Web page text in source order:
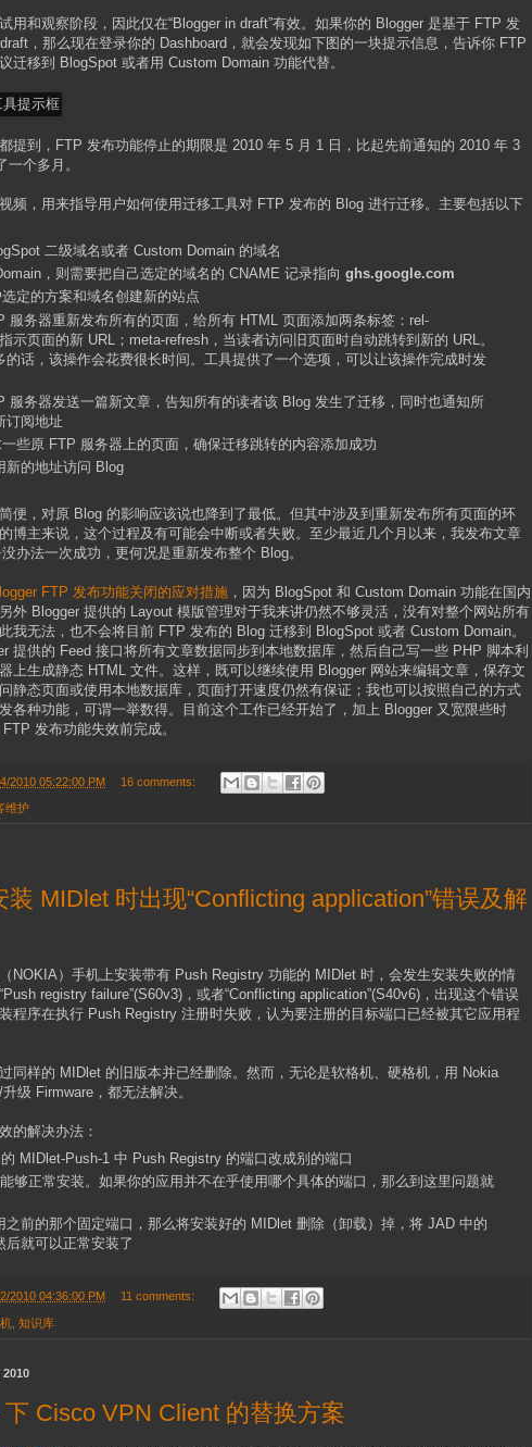
用和观察阶段，因此仅在“Blogger in draft”有效。如果你的 Blogger 是基于 FTP 发
，那么现在登录你的 Dashboard，就会发现如下图的一块提示信息，告诉你 FTP
迁移到 BlogSpot 或者用 Custom Domain 功能代替。
提到，FTP 发布功能停止的期限是 2010 年 5 月 1 日，比起先前通知的 2010 年 3
个多月。
频，用来指导用户如何使用迁移工具对 FTP 发布的 Blog 进行迁移。主要包括以下
二级域名或者 Custom Domain 的域名
，则需要把自己选定的域名的 CNAME 记录指向 ghs.google.com
定的方案和域名创建新的站点
服务器重新发布所有的页面，给所有 HTML 页面添加两条标签：rel-
示页面的新 URL；meta-refresh，当读者访问旧页面时自动跳转到新的 URL。
的话，该操作会花费很长时间。工具提供了一个选项，可以让该操作完成时发
服务器发送一篇新文章，告知所有的读者该 Blog 发生了迁移，同时也通知所
订阅地址
些原 FTP 服务器上的页面，确保迁移跳转的内容添加成功
新的地址访问 Blog
便，对原 Blog 的影响应该说也降到了最低。但其中涉及到重新发布所有页面的环
博主来说，这个过程及有可能会中断或者失败。至少最近几个月以来，我发布文章
办法一次成功，更何况是重新发布整个 Blog。
FTP 发布功能关闭的应对措施 ，因为 BlogSpot 和 Custom Domain 功能在国内
外 Blogger 提供的 Layout 模版管理对于我来讲仍然不够灵活，没有对整个网站所有
我无法，也不会将目前 FTP 发布的 Blog 迁移到 BlogSpot 或者 Custom Domain。
提供的 Feed 接口将所有文章数据同步到本地数据库，然后自己写一些 PHP 脚本利
上生成静态 HTML 文件。这样，既可以继续使用 Blogger 网站来编辑文章，保存文
静态页面或使用本地数据库，页面打开速度仍然有保证；我也可以按照自己的方式
各种功能，可谓一举数得。目前这个工作已经开始了，加上 Blogger 又宽限些时
发布功能失效前完成。
2010 05:22:00 PM 16 comments:
维护
MIDlet 时出现“Conflicting application”错误及解
NOKIA）手机上安装带有 Push Registry 功能的 MIDlet 时，会发生安装失败的情
registry failure”(S60v3)，或者“Conflicting application”(S40v6)，出现这个错误
程序在执行 Push Registry 注册时失败，认为要注册的目标端口已经被其它应用程
同样的 MIDlet 的旧版本并已经删除。然而，无论是软格机、硬格机，用 Nokia
级 Firmware，都无法解决。
的解决办法：
MIDlet-Push-1 中 Push Registry 的端口改成别的端口
够正常安装。如果你的应用并不在乎使用哪个具体的端口，那么到这里问题就
之前的那个固定端口，那么将安装好的 MIDlet 删除（卸载）掉，将 JAD 中的
后就可以正常安装了
2010 04:36:00 PM 11 comments:
知识库
Cisco VPN Client 的替换方案